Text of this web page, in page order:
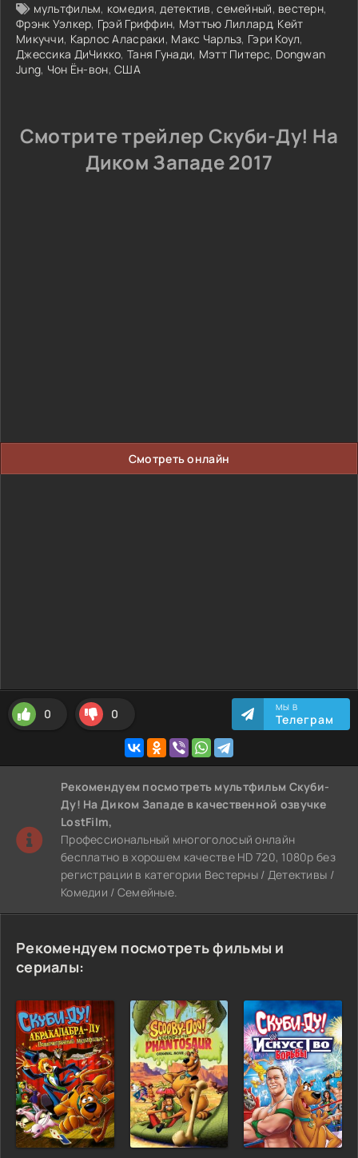
мультфильм, комедия,детектив,семейный, вестерн,
Фрэнк Уэлкер, Грэй Гриффин, Мэттью Лиллард, Кейт
Микуччи, Карлос Аласраки, Макс Чарльз, Гэри Коул,
Джессика ДиЧикко,Таня Гунади, Мэтт Питерс, Dongwan
Jung, Чон Ён-вон,США
Смотрите трейлер Скуби-Ду! На
Диком Западе 2017
Смотреть онлайн
0 0 МЫ В
Телеграм
Рекомендуем посмотреть мультфильм Скуби-
Ду! На Диком Западе в качественной озвучке
LostFilm,
Профессиональный многоголосый онлайн
бесплатно в хорошем качестве HD 720, 1080p без
регистрации в категории Вестерны / Детективы /
Комедии / Семейные.
Рекомендуем посмотреть фильмы и
сериалы: